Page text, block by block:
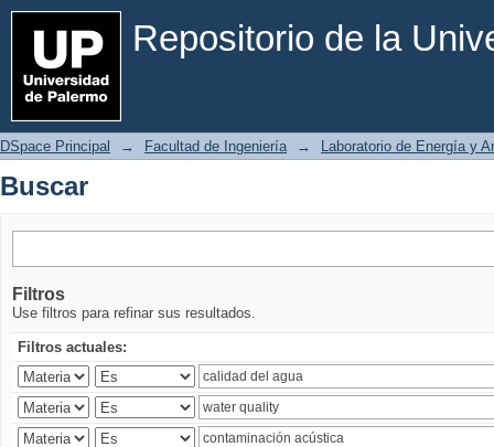
Repositorio de la
Buscar
DSpace Principal → Facultad de Ingeniería → Laboratorio de Energía y
Buscar
Filtros
Use filtros para refinar sus resultados.
Filtros actuales: